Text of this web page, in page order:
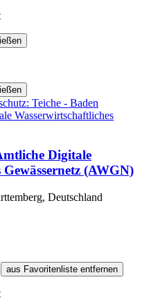
Digitale
(AWGN)
Deutschland
aus Favoritenliste entfernen